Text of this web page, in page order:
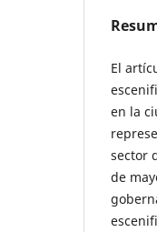
El
en la
sector
de